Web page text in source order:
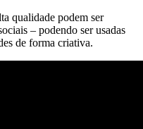
qualidade podem ser
– podendo ser usadas
de forma criativa.